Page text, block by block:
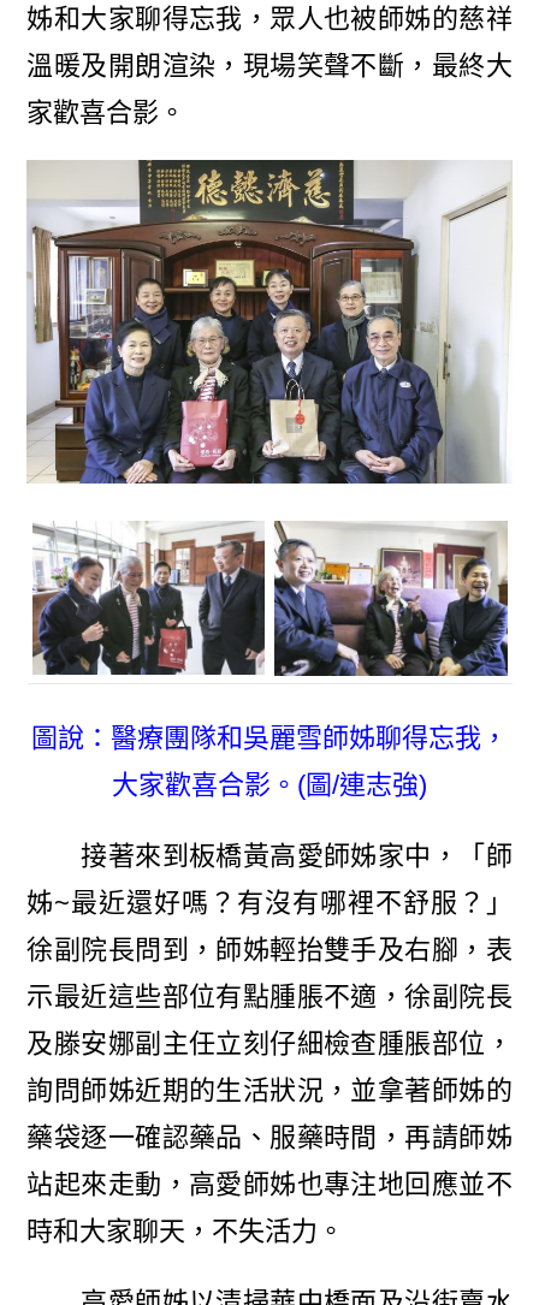
姊和大家聊得忘我，眾人也被師姊的慈祥
溫暖及開朗渲染，現場笑聲不斷，最終大
家歡喜合影。
圖說：醫療團隊和吳麗雪師姊聊得忘我，
大家歡喜合影。(圖/連志強)
接著來到板橋黃高愛師姊家中，「師
姊~最近還好嗎？有沒有哪裡不舒服？」
徐副院長問到，師姊輕抬雙手及右腳，表
示最近這些部位有點腫脹不適，徐副院長
及滕安娜副主任立刻仔細檢查腫脹部位，
詢問師姊近期的生活狀況，並拿著師姊的
藥袋逐一確認藥品、服藥時間，再請師姊
站起來走動，高愛師姊也專注地回應並不
時和大家聊天，不失活力。